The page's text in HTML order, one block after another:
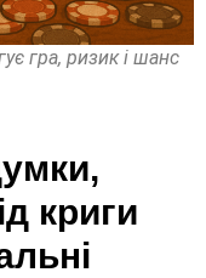
гра, ризик і шанс
криги